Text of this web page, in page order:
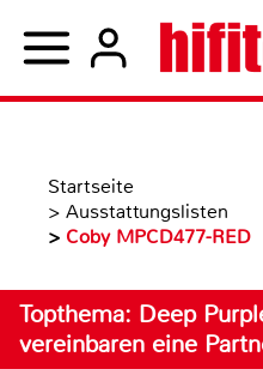
Startseite
> Ausstattungslisten
> Coby MPCD477-RED
Topthema: Deep
vereinbaren eine